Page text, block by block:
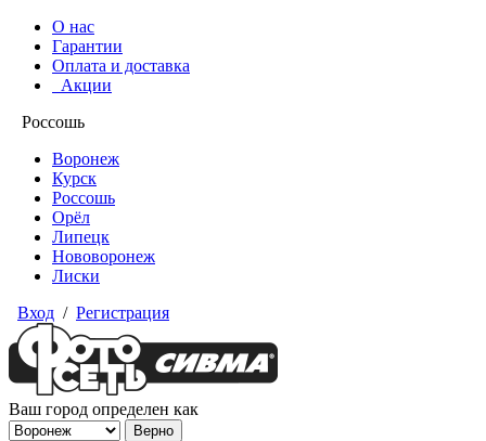
О нас
Гарантии
Оплата и доставка
Акции
Россошь
Воронеж
Курск
Россошь
Орёл
Липецк
Нововоронеж
Лиски
Вход / Регистрация
Ваш город определен как